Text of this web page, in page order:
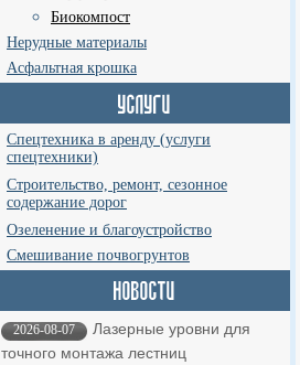
Биокомпост
Нерудные материалы
Асфальтная крошка
Спецтехника в аренду (услуги
спецтехники)
Строительство, ремонт, сезонное
содержание дорог
Озеленение и благоустройство
Смешивание почвогрунтов
2026-08-07
Лазерные уровни для
точного монтажа лестниц